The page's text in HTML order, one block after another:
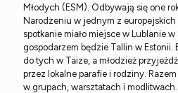
Młodych (ESM). Odbywają się one
Narodzeniu w jednym z
spotkanie miało miejsce w Lublanie
gospodarzem będzie Tallin w Estonii.
do tych w Taize, a młodzież
przez lokalne parafie i rodziny.
w grupach, warsztatach i modlitwach.